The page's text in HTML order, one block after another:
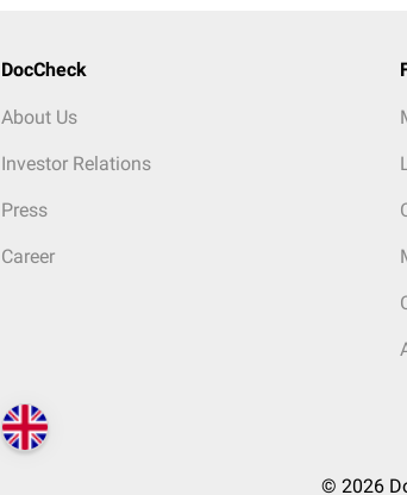
DocCheck
About Us
Investor Relations
Press
Career
© 2026